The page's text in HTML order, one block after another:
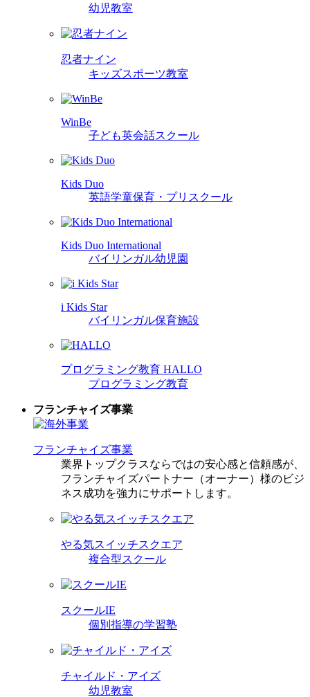
幼児教室
忍者ナイン
キッズスポーツ教室
WinBe
子ども英会話スクール
Kids Duo
英語学童保育・プリスクール
Kids Duo International
バイリンガル幼児園
i Kids Star
バイリンガル保育施設
プログラミング教育 HALLO
プログラミング教育
フランチャイズ事業
フランチャイズ事業
業界トップクラスならではの安心感と信頼感が、
フランチャイズパートナー（オーナー）様のビジ
ネス成功を強力にサポートします。
やる気スイッチスクエア
複合型スクール
スクールIE
個別指導の学習塾
チャイルド・アイズ
幼児教室